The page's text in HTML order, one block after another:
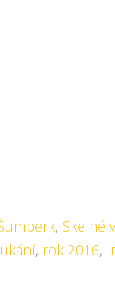
, Skelné
, rok 2016,